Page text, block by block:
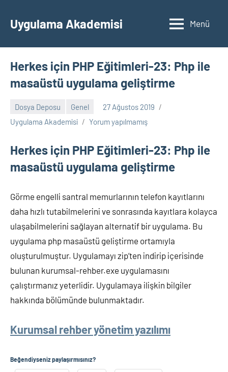
geçUygulama Akademisi Menü
Herkes için PHP Eğitimleri-23: Php ile
masaüstü uygulama geliştirme
Dosya Deposu Genel
27 Ağustos 2019
Uygulama Akademisi
Yorum yapılmamış
Herkes için PHP Eğitimleri-23: Php ile
masaüstü uygulama geliştirme
Görme engelli santral memurlarının telefon kayıtlarını
daha hızlı tutabilmelerini ve sonrasında kayıtlara kolayca
ulaşabilmelerini sağlayan alternatif bir uygulama. Bu
uygulama php masaüstü geliştirme ortamıyla
oluşturulmuştur. Uygulamayı zip’ten indirip içerisinde
bulunan kurumsal-rehber.exe uygulamasını
çalıştırmanız yeterlidir. Uygulamaya ilişkin bilgiler
hakkında bölümünde bulunmaktadır.
Kurumsal rehber yönetim yazılımı
Beğendiyseniz paylaşırmısınız?